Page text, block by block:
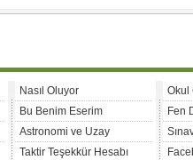
Nasıl Oluyor
Bu Benim Eserim
Astronomi ve Uzay
Taktir Teşekkür Hesabı
Okul
Fen